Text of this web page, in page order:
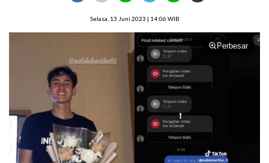
Selasa, 13 Juni 2023 | 14:06 WIB
Perbesar